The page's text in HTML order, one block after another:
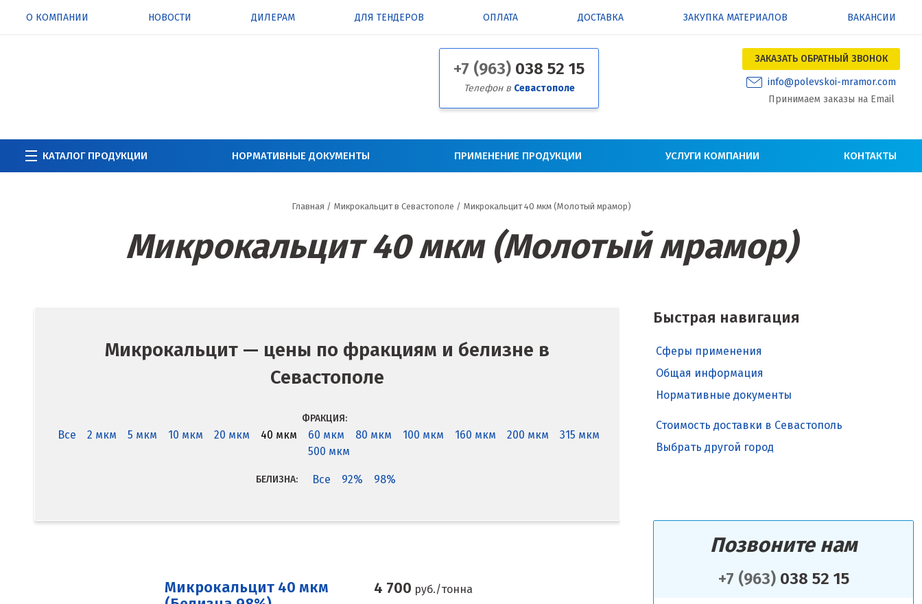
О КОМПАНИИ НОВОСТИ ДИЛЕРАМ ДЛЯ ТЕНДЕРОВ ОПЛАТА ДОСТАВКА ЗАКУПКА МАТЕРИАЛОВ ВАКАНСИИ
+7 (963) 038 52 15
Телефон в Севастополе
ЗАКАЗАТЬ ОБРАТНЫЙ ЗВОНОК
info@polevskoi-mramor.com
Принимаем заказы на Email
КАТАЛОГ ПРОДУКЦИИ НОРМАТИВНЫЕ ДОКУМЕНТЫ ПРИМЕНЕНИЕ ПРОДУКЦИИ УСЛУГИ КОМПАНИИ КОНТАКТЫ
Главная / Микрокальцит в Севастополе / Микрокальцит 40 мкм (Молотый мрамор)
Микрокальцит 40 мкм (Молотый мрамор)
Быстрая навигация
Сферы применения
Общая информация
Нормативные документы
Выбрать другой город
Позвоните нам
+7 (963)038 52 15
Микрокальцит — цены по фракциям и белизне в
Севастополе
ФРАКЦИЯ:
Все 2 мкм 5 мкм 10 мкм 20 мкм 40 мкм 60 мкм 80 мкм 100 мкм 160 мкм 200 мкм
315 мкм
500 мкм
БЕЛИЗНА: Все 92% 98%
Микрокальцит 40 мкм
4 700 руб./тонна